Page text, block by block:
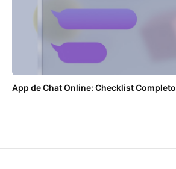
App de Chat Online: Checklist Completo